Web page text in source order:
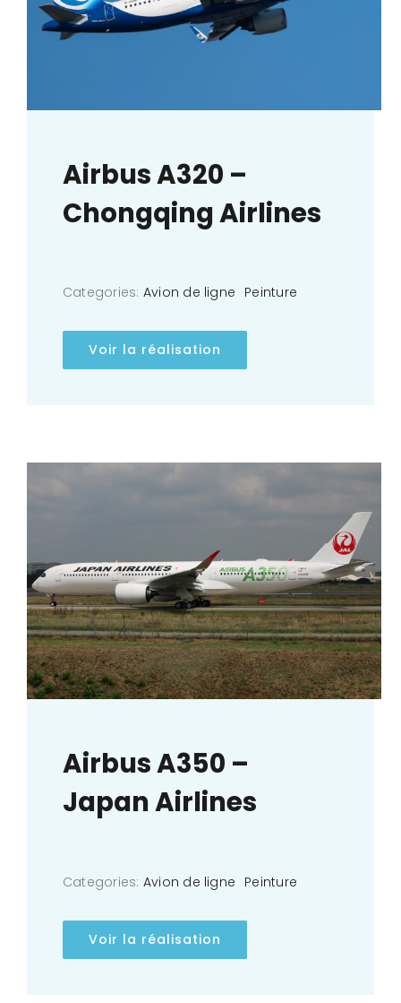
Airbus A320 –
Chongqing Airlines
Categories: Avion de ligne Peinture
Voir la réalisation
Airbus A350 –
Japan Airlines
Categories: Avion de ligne Peinture
Voir la réalisation